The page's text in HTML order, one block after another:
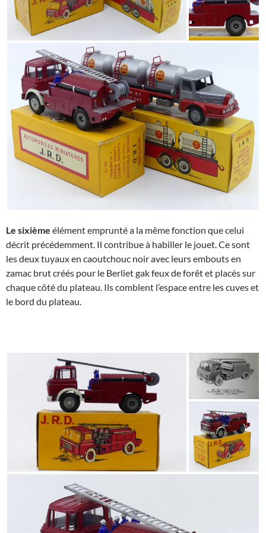
Le sixième élément emprunté a la même fonction que celui
décrit précédemment. Il contribue à habiller le jouet. Ce sont
les deux tuyaux en caoutchouc noir avec leurs embouts en
zamac brut créés pour le Berliet gak feux de forêt et placés sur
chaque côté du plateau. Ils comblent l’espace entre les cuves et
le bord du plateau.